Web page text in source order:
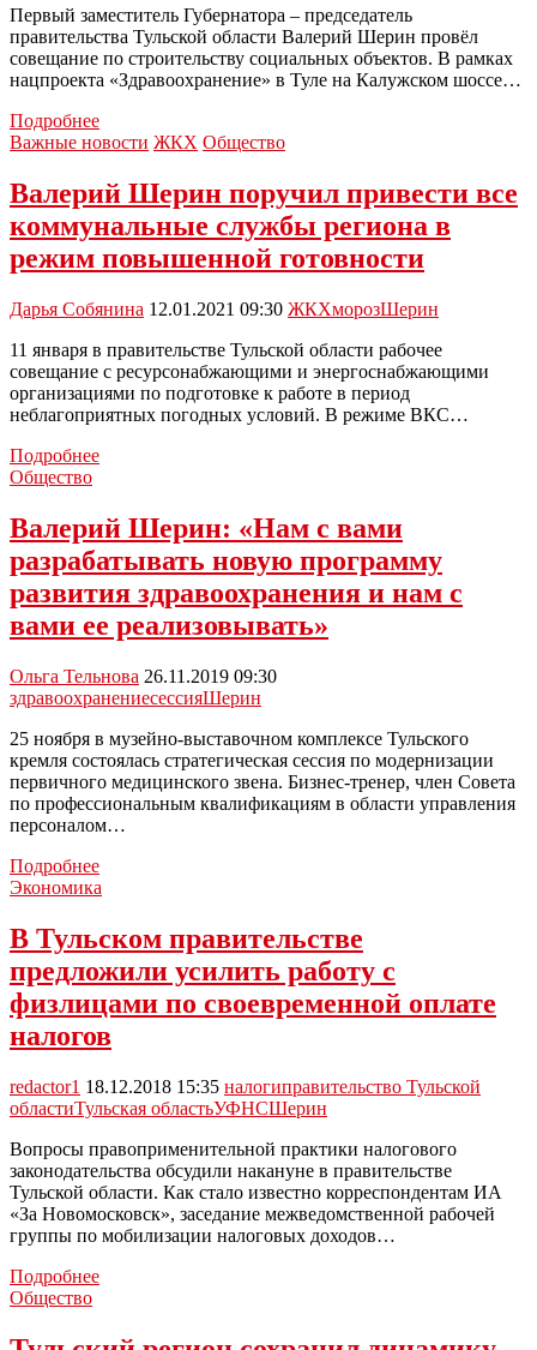
Первый заместитель Губернатора – председатель
правительства Тульской области Валерий Шерин провёл
совещание по строительству социальных объектов. В рамках
нацпроекта «Здравоохранение» в Туле на Калужском шоссе…
ПодробнееВ
Тульской
проконтролировали
строительство
социально
объектов
Важные новости ЖКХ Общество
Валерий Шерин поручил привести все
коммунальные службы региона в
режим повышенной готовности
Дарья Собянина 12.01.2021 09:30 ЖКХморозШерин
11 января в правительстве Тульской области рабочее
совещание с ресурсонабжающими и энергоснабжающими
организациями по подготовке к работе в период
неблагоприятных погодных условий. В режиме ВКС…
ПодробнееВалерий
привести
все
коммунальные
региона
в
повышенной
готовности
Общество
Валерий Шерин: «Нам с вами
разрабатывать новую программу
развития здравоохранения и нам с
вами ее реализовывать»
Ольга Тельнова 26.11.2019 09:30
здравоохранениесессияШерин
25 ноября в музейно-выставочном комплексе Тульского
кремля состоялась стратегическая сессия по модернизации
первичного медицинского звена. Бизнес-тренер, член Совета
по профессиональным квалификациям в области управления
персоналом…
ПодробнееВалерий
Шерин:
вами
разрабатывать
программу
развития
и
нам
с
вами
ее
реализовывать»
Экономика
В Тульском правительстве
предложили усилить работу с
физлицами по своевременной оплате
налогов
redactor1 18.12.2018 15:35 налогиправительство Тульской
областиТульская областьУФНСШерин
Вопросы правоприменительной практики налогового
законодательства обсудили накануне в правительстве
Тульской области. Как стало известно корреспондентам ИА
«За Новомосковск», заседание межведомственной рабочей
группы по мобилизации налоговых доходов…
ПодробнееВ
предложили
Общество